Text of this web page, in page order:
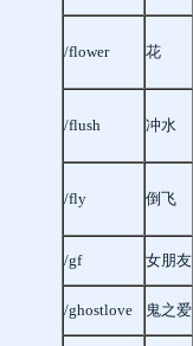
/flower 花
/flush 冲水
/fly 倒飞
/gf 女朋友
/ghostlove 鬼之爱